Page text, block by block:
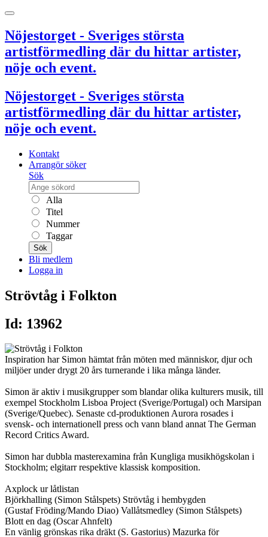
Nöjestorget - Sveriges största
artistförmedling där du hittar artister,
nöje och event.
Nöjestorget - Sveriges största
artistförmedling där du hittar artister,
nöje och event.
Kontakt
Arrangör söker
Sök
Alla
Titel
Nummer
Taggar
Sök
Bli medlem
Logga in
Strövtåg i Folkton
Id: 13962
Inspiration har Simon hämtat från möten med människor, djur och
miljöer under drygt 20 års turnerande i lika många länder.
Simon är aktiv i musikgrupper som blandar olika kulturers musik, till
exempel Stockholm Lisboa Project (Sverige/Portugal) och Marsipan
(Sverige/Quebec). Senaste cd-produktionen Aurora rosades i
svensk- och internationell press och vann bland annat The German
Record Critics Award.
Simon har dubbla masterexamina från Kungliga musikhögskolan i
Stockholm; elgitarr respektive klassisk komposition.
Axplock ur låtlistan
Björkhalling (Simon Stålspets) Strövtåg i hembygden
(Gustaf Fröding/Mando Diao) Vallåtsmedley (Simon Stålspets)
Blott en dag (Oscar Ahnfelt)
En vänlig grönskas rika dräkt (S. Gastorius) Mazurka för